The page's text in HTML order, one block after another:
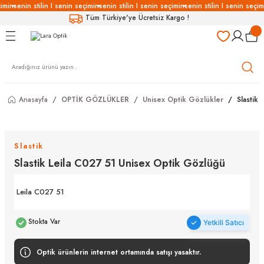
senin stilin I senin seçiminsenin stilin I senin seçiminsenin stilin I senin
Tüm Türkiye'ye Ücretsiz Kargo !
Geri Dön
Geri Dön
Geri Dön
Geri Dön
Anasayfa OPTİK GÖZLÜKLER Unisex Optik Gözlükler Slastik
Slastik
Slastik Leila C027 51 Unisex Optik Gözlüğü
Leila C027 51
Stokta Var Yetkili Satıcı
Optik ürünlerin internet ortamında satışı yasaktır.